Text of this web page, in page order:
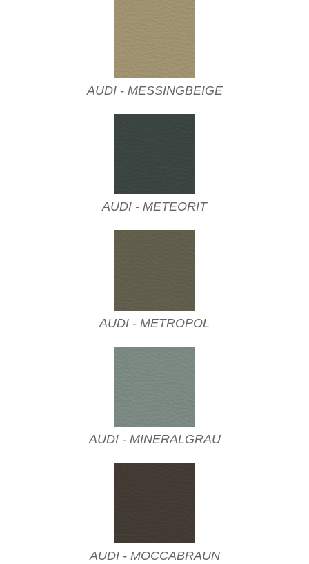
AUDI - MESSINGBEIGE
AUDI - METEORIT
AUDI - METROPOL
AUDI - MINERALGRAU
AUDI - MOCCABRAUN